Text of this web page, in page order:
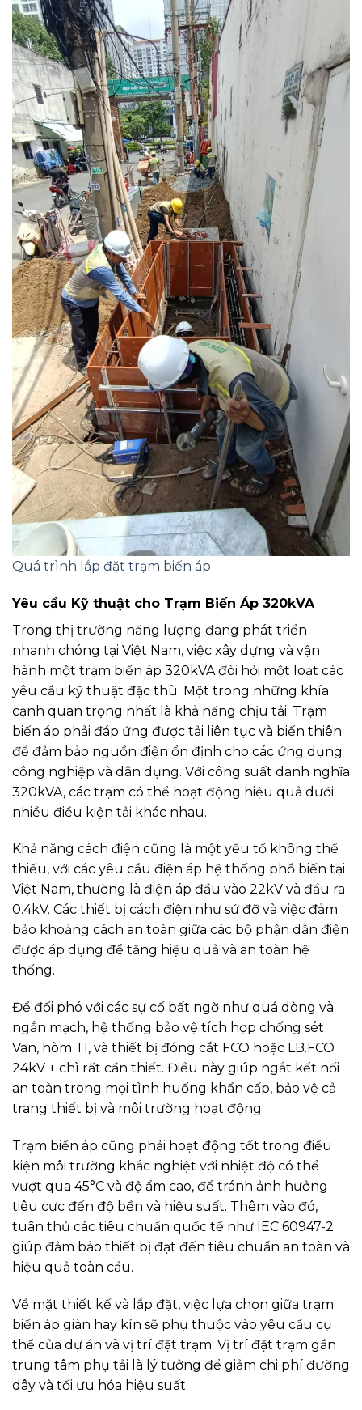
Quá trình lắp đặt trạm biến áp
Yêu cầu Kỹ thuật cho Trạm Biến Áp 320kVA
Trong thị trường năng lượng đang phát triển
nhanh chóng tại Việt Nam, việc xây dựng và vận
hành một trạm biến áp 320kVA đòi hỏi một loạt các
yêu cầu kỹ thuật đặc thù. Một trong những khía
cạnh quan trọng nhất là khả năng chịu tải. Trạm
biến áp phải đáp ứng được tải liên tục và biến thiên
để đảm bảo nguồn điện ổn định cho các ứng dụng
công nghiệp và dân dụng. Với công suất danh nghĩa
320kVA, các trạm có thể hoạt động hiệu quả dưới
nhiều điều kiện tải khác nhau.
Khả năng cách điện cũng là một yếu tố không thể
thiếu, với các yêu cầu điện áp hệ thống phổ biến tại
Việt Nam, thường là điện áp đầu vào 22kV và đầu ra
0.4kV. Các thiết bị cách điện như sứ đỡ và việc đảm
bảo khoảng cách an toàn giữa các bộ phận dẫn điện
được áp dụng để tăng hiệu quả và an toàn hệ
thống.
Để đối phó với các sự cố bất ngờ như quá dòng và
ngắn mạch, hệ thống bảo vệ tích hợp chống sét
Van, hòm TI, và thiết bị đóng cắt FCO hoặc LB.FCO
24kV + chì rất cần thiết. Điều này giúp ngắt kết nối
an toàn trong mọi tình huống khẩn cấp, bảo vệ cả
trang thiết bị và môi trường hoạt động.
Trạm biến áp cũng phải hoạt động tốt trong điều
kiện môi trường khắc nghiệt với nhiệt độ có thể
vượt qua 45°C và độ ẩm cao, để tránh ảnh hưởng
tiêu cực đến độ bền và hiệu suất. Thêm vào đó,
tuân thủ các tiêu chuẩn quốc tế như IEC 60947-2
giúp đảm bảo thiết bị đạt đến tiêu chuẩn an toàn và
hiệu quả toàn cầu.
Về mặt thiết kế và lắp đặt, việc lựa chọn giữa trạm
biến áp giàn hay kín sẽ phụ thuộc vào yêu cầu cụ
thể của dự án và vị trí đặt trạm. Vị trí đặt trạm gần
trung tâm phụ tải là lý tưởng để giảm chi phí đường
dây và tối ưu hóa hiệu suất.